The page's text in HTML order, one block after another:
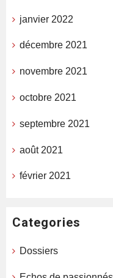
janvier 2022
décembre 2021
novembre 2021
octobre 2021
septembre 2021
août 2021
février 2021
Categories
Dossiers